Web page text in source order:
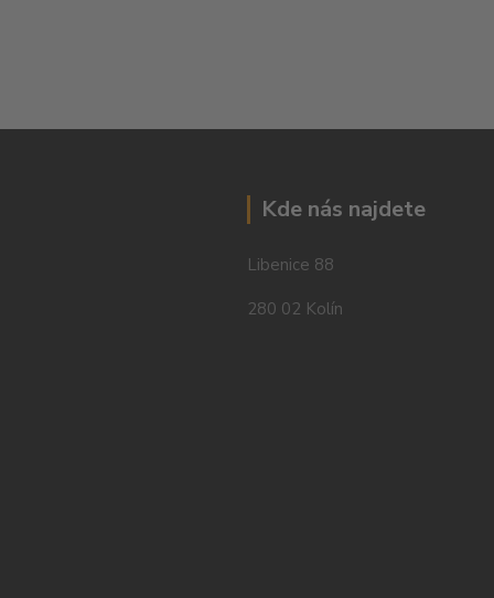
Kde nás najdete
Libenice 88
280 02 Kolín